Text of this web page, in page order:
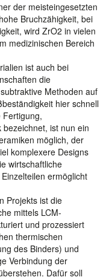
der meisteingesetzten
Bruchzähigkeit, bei
wird ZrO2 in vielen
medizinischen Bereich
ist auch bei
die
Methoden auf
hier schnell
ist nun ein
möglich, der
komplexere Designs
wirtschaftliche
ermöglicht
Projekts ist die
mittels LCM-
und prozessiert
thermischen
des Binders) und
Verbindung der
Dafür soll